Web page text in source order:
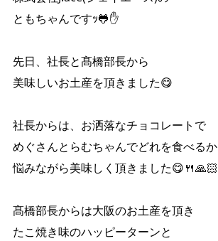
ともちゃんですｯ🐸✋
先日、社長と髙橋部長から
美味しいお土産を頂きました😋
社長からは、お洒落なチョコレートで
めぐさんとらむちゃんでどれを食べるか
悩みながら美味しく頂きました😋🍴🙏🏻
髙橋部長からは大阪のお土産を頂き
たこ焼き味のハッピーターンと